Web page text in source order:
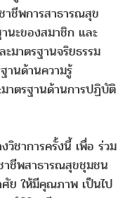
าชีพการสาธารณสุข
นะของสมาชิก และ
มาตรฐานจริยธรรม
านด้านความรู้
าตรฐานด้านการปฏิบัติ
วิชาการครั้งนี้ เพื่อ ร่วม
ชีพสาธารณสุขชุมชน
ย ให้มีคุณภาพ เป็นไป